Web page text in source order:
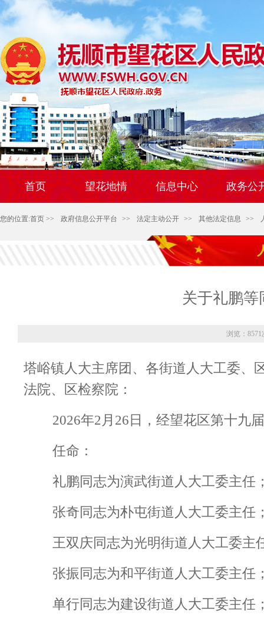
首页 望花地情 信息中心 政务公
您的位置:首页 >> 政府信息公开平台 >> 法定主动公开 >> 其他法定信息 >>
关于礼鹏
浏览：8571
塔峪镇人大主席团、各街道人大工委、
法院、区检察院 ：
2026年2 月 26 日，经望花区第十九
任命：
礼鹏同志为演武街道人大工委主任
张奇同志为朴屯街道人大工委主任
王双庆同志为光明街道人大工委主
张振同志为和平街道人大工委主任
单行同志为建设街道人大工委主任